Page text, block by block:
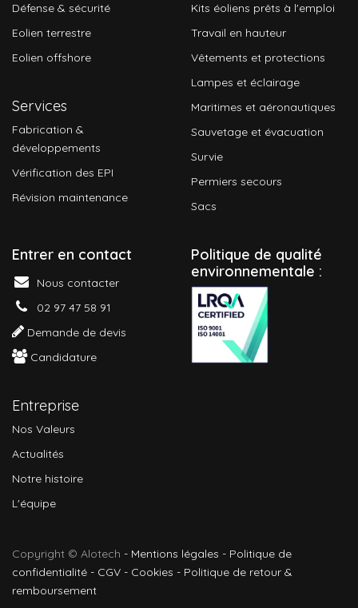
Défense & sécurité
Eolien terrestre
Eolien offshore
Services
Fabrication &
développements
Vérification des EPI
Révision maintenance
Kits éoliens prêts à l'emploi
Travail en hauteur
Vêtements et protections
Lampes et éclairage
Maritimes et aéronautiques
Sauvetage et évacuation
Survie
Permiers secours
Sacs
Entrer en contact
Nous contacter
02 97 47 58 91
Demande de devis
Candidature
Entreprise
Nos Valeurs
Actualités
Notre histoire
L'équipe
Politique de qualité
environnementale :
Copyright © Alotech - Mentions légales - Politique de
confidentialité - CGV - Cookies - Politique de retour &
remboursement